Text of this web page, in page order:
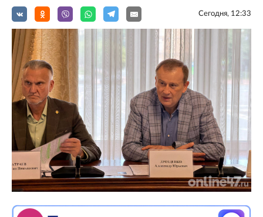
Сегодня, 12:33